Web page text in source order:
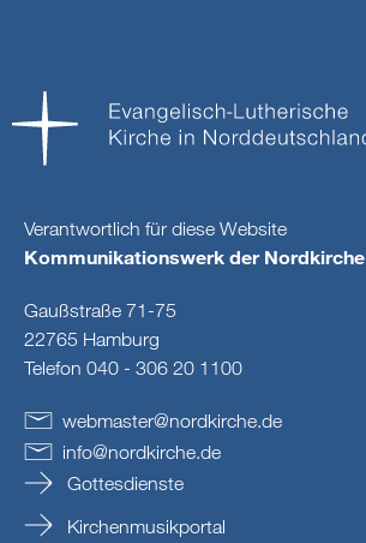
Verantwortlich für diese Website
Kommunikationswerk der Nordkirche
Gaußstraße 71-75
22765 Hamburg
Telefon 040 - 306 20 1100
webmaster@nordkirche.de
info@nordkirche.de
Gottesdienste
Kirchenmusikportal